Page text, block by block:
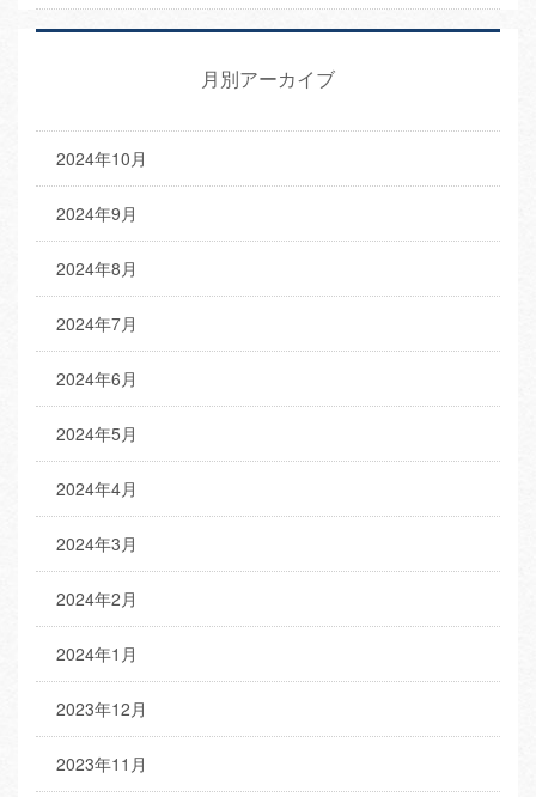
月別アーカイブ
2024年10月
2024年9月
2024年8月
2024年7月
2024年6月
2024年5月
2024年4月
2024年3月
2024年2月
2024年1月
2023年12月
2023年11月